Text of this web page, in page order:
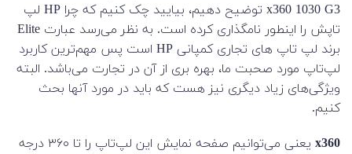
x360 1030 G3 توضیح دهیم، بیایید چک کنیم که چرا HP لپ
تاپش را اینطور نامگذاری کرده است. به نظر می‌رسد عبارت Elite
برند لپ تاپ های تجاری کمپانی HP است پس مهم‌ترین کاربرد
لپ‌تاپ مورد صحبت ما، بهره بری از آن در تجارت می‌باشد. البته
ویژگی‌های زیاد دیگری نیز هست که باید در مورد آنها بحث
کنیم.
x360
یعنی می‌توانیم صفحه نمایش این لپ‌تاپ را تا ۳۶۰ درجه